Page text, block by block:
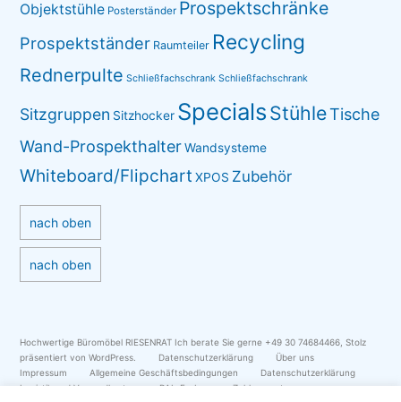
Objektstühle Posterständer Prospektschränke
Prospektständer Raumteiler Recycling
Rednerpulte Schließfachschrank Schließfachschrank
Sitzgruppen Sitzhocker SpecialsStühleTische
Wand-ProspekthalterWandsysteme
Whiteboard/Flipchart XPOS Zubehör
nach oben
nach oben
Hochwertige Büromöbel RIESENRAT Ich berate Sie gerne +49 30 74684466 Stolz
präsentiert von WordPress.
Datenschutzerklärung
Über uns
Impressum
Allgemeine Geschäftsbedingungen
Datenschutzerklärung
Logistik und Versandkosten
RAL-Farben
Zahlungsarten